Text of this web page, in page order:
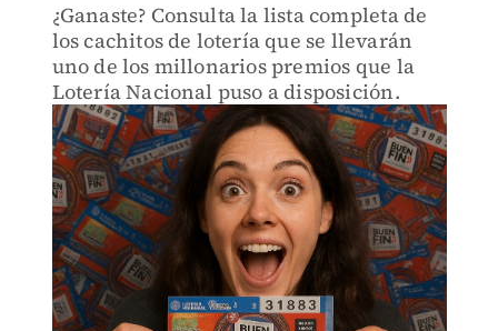
¿Ganaste? Consulta la lista completa de
los cachitos de lotería que se llevarán
uno de los millonarios premios que la
Lotería Nacional puso a disposición.